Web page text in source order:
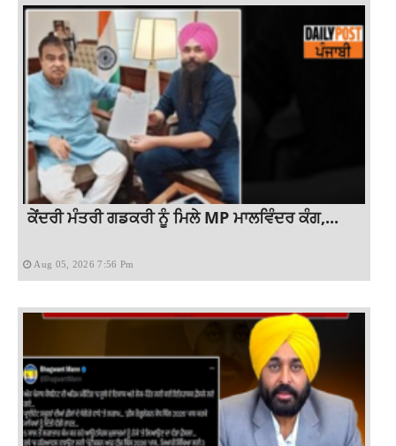
ਕੇਂਦਰੀ ਮੰਤਰੀ ਗਡਕਰੀ ਨੂੰ ਮਿਲੇ MP ਮਾਲਵਿੰਦਰ ਕੰਗ,...
Aug 05, 2026 7:56 Pm